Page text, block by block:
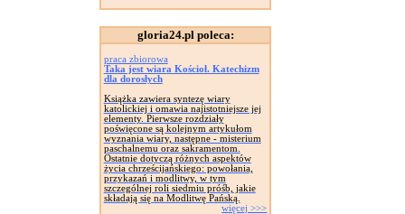
gloria24.pl poleca:
praca zbiorowa
Taka jest wiara Kościoł. Katechizm
dla dorosłych
Książka zawiera syntezę wiary
katolickiej i omawia najistotniejsze jej
elementy. Pierwsze rozdziały
poświęcone są kolejnym artykułom
wyznania wiary, następne - misterium
paschalnemu oraz sakramentom.
Ostatnie dotyczą różnych aspektów
życia chrześcijańskiego: powołania,
przykazań i modlitwy, w tym
szczególnej roli siedmiu próśb, jakie
składają się na Modlitwę Pańską.
więcej >>>